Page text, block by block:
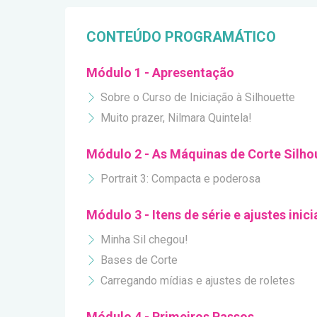
CONTEÚDO PROGRAMÁTICO
Módulo 1 - Apresentação
Sobre o Curso de Iniciação à Silhouette
Muito prazer, Nilmara Quintela!
Módulo 2 - As Máquinas de Corte
Portrait 3: Compacta e poderosa
Módulo 3 - Itens de série e ajustes
Minha Sil chegou!
Bases de Corte
Carregando mídias e ajustes de roletes